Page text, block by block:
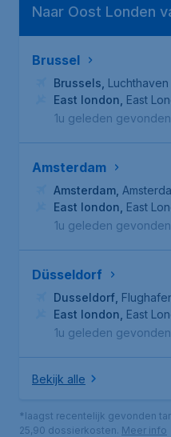
Naar Oost Londen
Brussel
Brussels Luchthaven
East london East
1u geleden gevonden
Amsterdam
Amsterdam
East london East
1u geleden gevonden
Düsseldorf
Dusseldorf
East london East
1u geleden gevonden
Bekijk alle
*laagst recentelijk gevonden
25,90 dossierkosten. Meer info